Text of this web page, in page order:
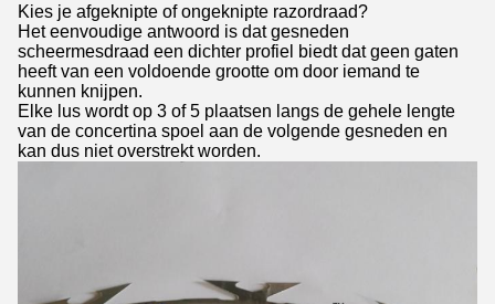
Kies je afgeknipte of ongeknipte razordraad?
Het eenvoudige antwoord is dat gesneden
scheermesdraad een dichter profiel biedt dat geen gaten
heeft van een voldoende grootte om door iemand te
kunnen knijpen.
Elke lus wordt op 3 of 5 plaatsen langs de gehele lengte
van de concertina spoel aan de volgende gesneden en
kan dus niet overstrekt worden.